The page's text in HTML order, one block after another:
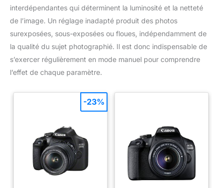
interdépendantes qui déterminent la luminosité et la netteté
de l’image. Un réglage inadapté produit des photos
surexposées, sous-exposées ou floues, indépendamment de
la qualité du sujet photographié. Il est donc indispensable de
s’exercer régulièrement en mode manuel pour comprendre
l’effet de chaque paramètre.
-23%